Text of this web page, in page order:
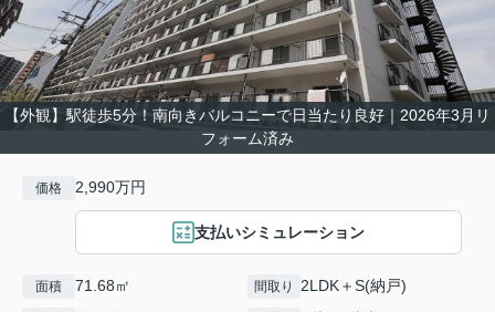
【外観】駅徒歩5分！南向きバルコニーで日当たり良好｜2026年3月リ
フォーム済み
価格 2,990万円
支払いシミュレーション
面積 71.68㎡ 間取り 2LDK＋S(納戸)